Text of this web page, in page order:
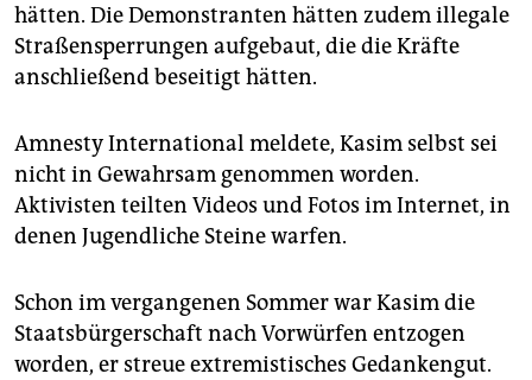
hätten. Die Demonstranten hätten zudem illegale
Straßensperrungen aufgebaut, die die Kräfte
anschließend beseitigt hätten.
Amnesty International meldete, Kasim selbst sei
nicht in Gewahrsam genommen worden.
Aktivisten teilten Videos und Fotos im Internet, in
denen Jugendliche Steine warfen.
Schon im vergangenen Sommer war Kasim die
Staatsbürgerschaft nach Vorwürfen entzogen
worden, er streue extremistisches Gedankengut.